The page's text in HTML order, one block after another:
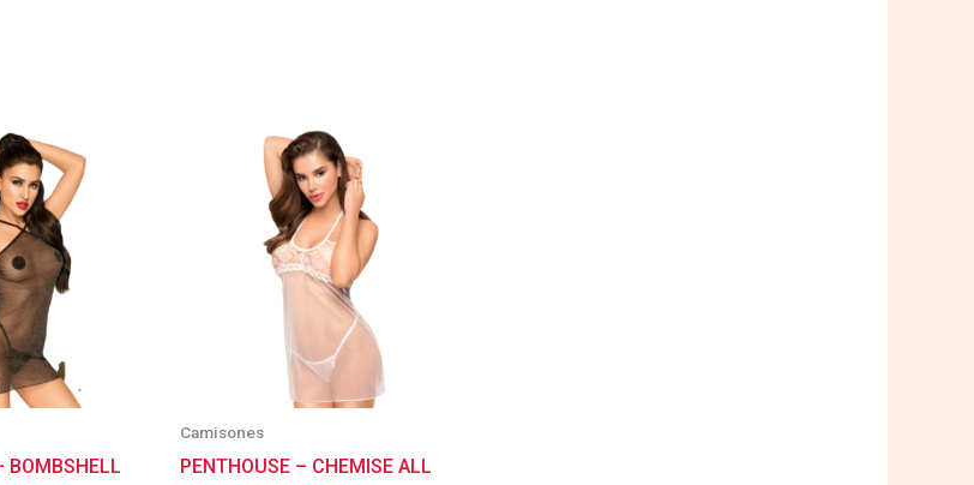
BOMBSHELL
Camisones
PENTHOUSE – CHEMISE ALL